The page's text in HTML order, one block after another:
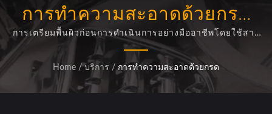
การทำความสะอาดด้วยกรด
ก่อนการชุบโครเมียมพลาสติก -
กำจัดคราบและฟิล์มออกไซด์
การเตรียมพื้นผิวก่อนการดำเนินการอย่างมืออาชีพโดยใช้สาร
ทำความสะอาดด่างเพื่อให้แน่ใจว่าประสิทธิภาพและคุณภาพ
ของการชุบอิเล็กโทรพลาสติกที่ดีที่สุดสำหรับชิ้นส่วนรถยนต์.
Home / บริการ / การทำความสะอาดด้วยกรด